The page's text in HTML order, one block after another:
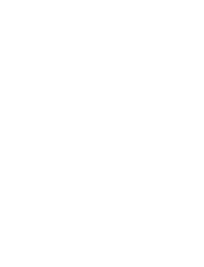
4u1, 1700 W količina